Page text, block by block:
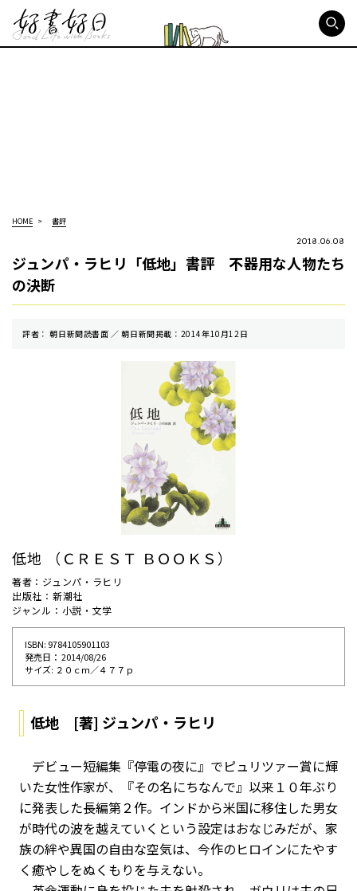
HOME 書評
2018.06.08
ジュンパ・ラヒリ「低地」書評 不器用な人物たち
の決断
評者： 朝日新聞読書面 ／ 朝⽇新聞掲載：2014年10月12日
低地 （ＣＲＥＳＴ ＢＯＯＫＳ）
著者：ジュンパ・ラヒリ
出版社：新潮社
ジャンル：小説・文学
ISBN: 9784105901103
発売⽇： 2014/08/26
サイズ: ２０ｃｍ／４７７ｐ
低地 [著] ジュンパ・ラヒリ
デビュー短編集『停電の夜に』でピュリツァー賞に輝
いた女性作家が、『その名にちなんで』以来１０年ぶり
に発表した長編第２作。インドから米国に移住した男女
が時代の波を越えていくという設定はおなじみだが、家
族の絆や異国の自由な空気は、今作のヒロインにたやす
く癒やしをぬくもりを与えない。